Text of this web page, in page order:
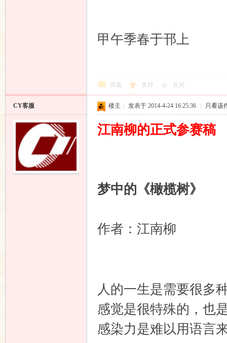
甲午季春于邗上
回复 支持 反对
CY客服 楼主 发表于 2014-4-24 16:25:36 只看该
江南柳的正式参赛稿
梦中的《橄榄树》
作者： 江南柳
人的一生是需要很多
感觉是很特殊的，也
感染力是难以用语言